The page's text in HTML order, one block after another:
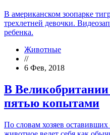
В американском зоопарке
трехлетней девочки.
ребенка.
Животные
//
6 Фев, 2018
В Великобритании
пятью копытами
По словам хозяев оставивших